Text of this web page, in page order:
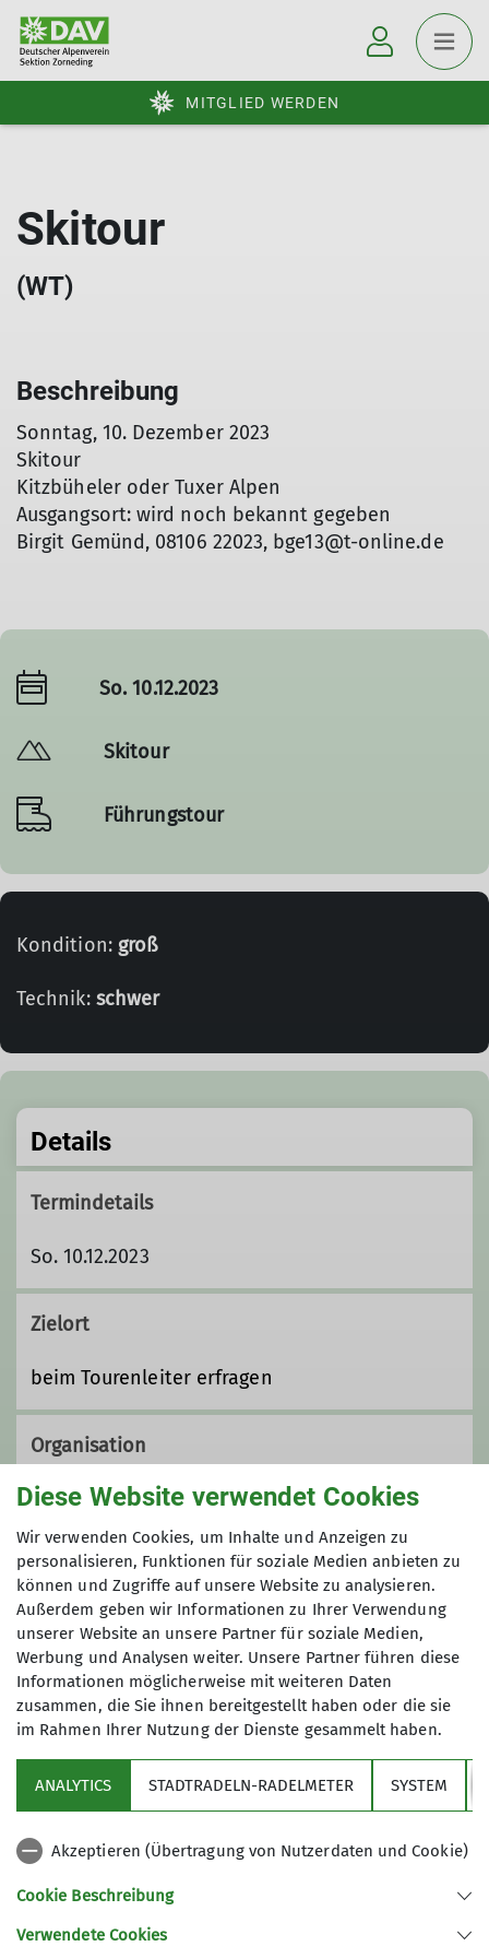
MITGLIED WERDEN
Skitour
(WT)
Beschreibung
Sonntag, 10. Dezember 2023
Skitour
Kitzbüheler oder Tuxer Alpen
Ausgangsort: wird noch bekannt gegeben
Birgit Gemünd, 08106 22023, bge13@t-online.de
So. 10.12.2023
Skitour
Führungstour
Kondition: groß
Technik: schwer
Details
Termindetails
So. 10.12.2023
Zielort
beim Tourenleiter erfragen
Organisation
Birgit Gemünd
08106 22023
wintertouren@alpenverein-
zorneding.de
Qualifikationen
Trainer*in C Bergsteigen
Trainer*in B Skihochtour
Partner
Aktuelles
Diese Website verwendet Cookies
Wir verwenden Cookies, um Inhalte und Anzeigen zu
personalisieren, Funktionen für soziale Medien anbieten zu
können und Zugriffe auf unsere Website zu analysieren.
Außerdem geben wir Informationen zu Ihrer Verwendung
unserer Website an unsere Partner für soziale Medien,
Werbung und Analysen weiter. Unsere Partner führen diese
Informationen möglicherweise mit weiteren Daten
zusammen, die Sie ihnen bereitgestellt haben oder die sie
im Rahmen Ihrer Nutzung der Dienste gesammelt haben.
ANALYTICS STADTRADELN-RADELMETER SYSTEM
Akzeptieren (Übertragung von Nutzerdaten und Cookie)
Cookie Beschreibung
Verwendete Cookies